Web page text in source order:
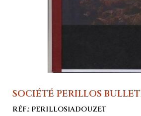
SOCIÉTÉ PERILLOS
RÉF.: PERILLOS1ADOUZET